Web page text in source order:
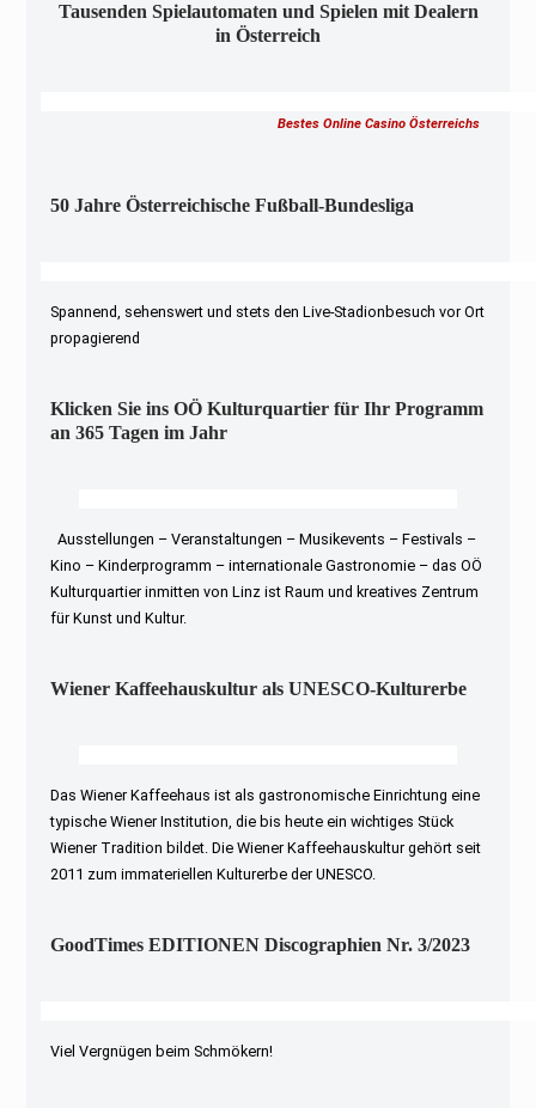
Tausenden Spielautomaten und Spielen mit Dealern
in Österreich
Bestes Online Casino Österreichs
50 Jahre Österreichische Fußball-Bundesliga
Spannend, sehenswert und stets den Live-Stadionbesuch vor Ort
propagierend
Klicken Sie ins OÖ Kulturquartier für Ihr Programm
an 365 Tagen im Jahr
Ausstellungen – Veranstaltungen – Musikevents – Festivals –
Kino – Kinderprogramm – internationale Gastronomie – das OÖ
Kulturquartier inmitten von Linz ist Raum und kreatives Zentrum
für Kunst und Kultur.
Wiener Kaffeehauskultur als UNESCO-Kulturerbe
Das Wiener Kaffeehaus ist als gastronomische Einrichtung eine
typische Wiener Institution, die bis heute ein wichtiges Stück
Wiener Tradition bildet. Die Wiener Kaffeehauskultur gehört seit
2011 zum immateriellen Kulturerbe der UNESCO.
GoodTimes EDITIONEN Discographien Nr. 3/2023
Viel Vergnügen beim Schmökern!